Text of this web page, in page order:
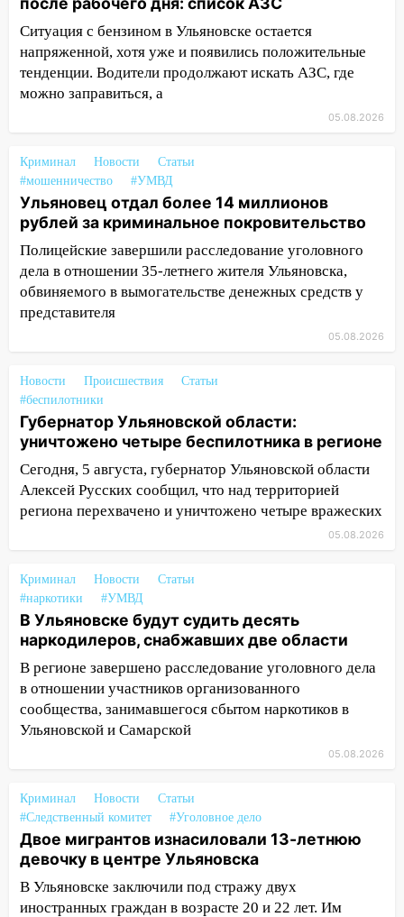
летнего мопедиста
15:00 В Ульяновске после тройного ДТП
госпитализировали 25-летнего байкера
14:32
На Ульяновскую область
14:08
Пешеход переходил по «зебре»:
подробности серьезной аварии на
Фруктовой
13:30
В Димитровграде на улице
Трудовой горело здание
13:00 Водитель без прав врезался в
припаркованный автомобиль
12:18
Вспыхнул изнутри: в
Железнодорожном районе горела дача
11:33 В Засвияжье под колёса авто
попал мужчина
11:17 В Радищевском районе сгорели
хозяйственные постройки
10:18
Губернатор Ульяновской области:
уничтожено четыре беспилотника в
регионе
10:00
В Ульяновске дотла сгорел
легковой автомобиль
09:39 В Ульяновске будут судить десять
наркодилеров, снабжавших две области
Вынесли приговор дебоширам,
08:27 Ульяновская полиция получила
один из шести уникальных автомобилей
в России
07:02 Жара отступит: какой будет
погода в Ульяновске днем 5 августа
Ситуация с бензином в Ульяновске остается
напряженной, хотя уже и появились положительные
тенденции. Водители продолжают искать АЗС, где
можно заправиться, а
05.08.2026
Криминал Новости
Статьи
#мошенничество
#УМВД
Ульяновец отдал более 14 миллионов
рублей за криминальное покровительство
Полицейские завершили расследование уголовного
дела в отношении 35-летнего жителя Ульяновска,
обвиняемого в вымогательстве денежных средств у
представителя
05.08.2026
Новости Происшествия
Статьи
#беспилотники
Губернатор Ульяновской области:
уничтожено четыре беспилотника в регионе
Сегодня, 5 августа, губернатор Ульяновской области
Алексей Русских сообщил, что над территорией
региона перехвачено и уничтожено четыре вражеских
05.08.2026
Криминал Новости
Статьи
#наркотики
#УМВД
В Ульяновске будут судить десять
наркодилеров, снабжавших две области
В регионе завершено расследование уголовного дела
в отношении участников организованного
сообщества, занимавшегося сбытом наркотиков в
Ульяновской и Самарской
05.08.2026
Криминал Новости
Статьи
#Следственный комитет
#Уголовное дело
Двое мигрантов изнасиловали 13-летнюю
девочку в центре Ульяновска
В Ульяновске заключили под стражу двух
иностранных граждан в возрасте 20 и 22 лет. Им